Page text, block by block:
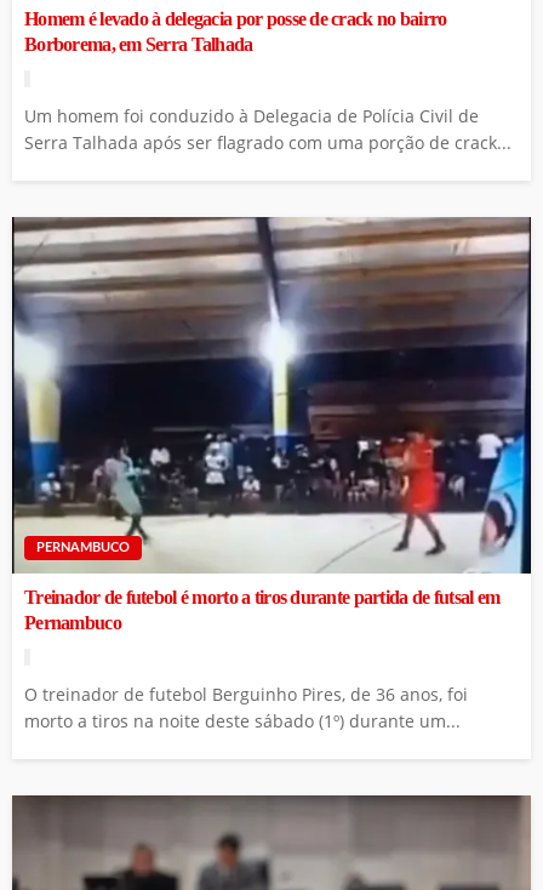
Homem é levado à delegacia por posse de crack no bairro
Borborema, em Serra Talhada
Um homem foi conduzido à Delegacia de Polícia Civil de
Serra Talhada após ser flagrado com uma porção de crack...
PERNAMBUCO
Treinador de futebol é morto a tiros durante partida de futsal em
Pernambuco
O treinador de futebol Berguinho Pires, de 36 anos, foi
morto a tiros na noite deste sábado (1º) durante um...